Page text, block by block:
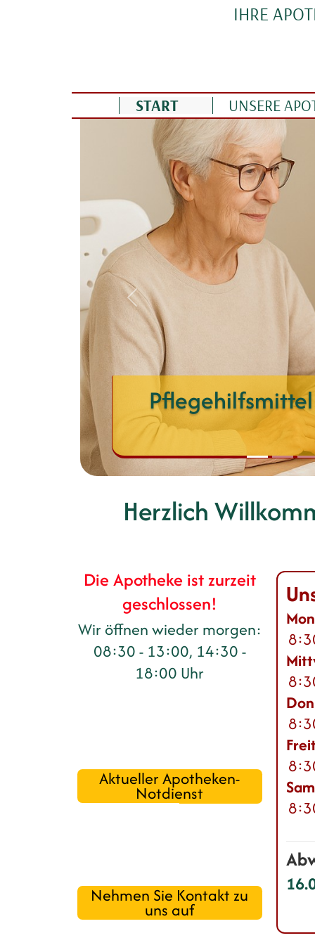
IHRE
Linden Apotheke
START UNSERE
Vorherige
Herzlich
Die Apotheke ist zurzeit
geschlossen!
Wir öffnen wieder morgen:
08:30 - 13:00, 14:30 -
18:00 Uhr
Aktueller Apotheken-
Notdienst
Nehmen Sie Kontakt zu
uns auf